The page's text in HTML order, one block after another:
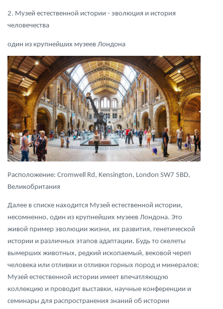
2. Музей естественной истории - эволюция и история
человечества
один из крупнейших музеев Лондона
Расположение: Cromwell Rd, Kensington, London SW7 5BD,
Великобритания
Далее в списке находится Музей естественной истории,
несомненно, один из крупнейших музеев Лондона. Это
живой пример эволюции жизни, их развития, генетической
истории и различных этапов адаптации. Будь то скелеты
вымерших животных, редкий ископаемый, вековой череп
человека или отливки и отливки горных пород и минералов;
Музей естественной истории имеет впечатляющую
коллекцию и проводит выставки, научные конференции и
семинары для распространения знаний об истории